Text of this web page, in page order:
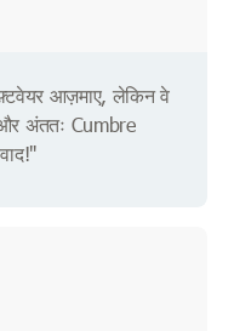
आज़माए, लेकिन वे
अंततः Cumbre